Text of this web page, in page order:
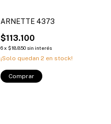
ARNETTE 4373
$113.100
6x $18.850 sin interés
¡Solo quedan2 en stock!
Comprar